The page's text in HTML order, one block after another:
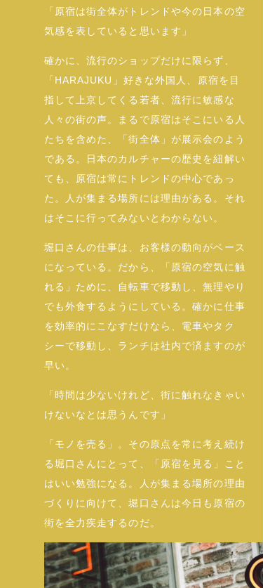
「原宿は街全体がトレンドや今の日本の空
気感を表していると思います」
確かに、流行のショップだけに限らず、
「HARAJUKU」好きな外国人、原宿を目
指して上京してくる若者、流行に敏感な
人々の街の声。まるで原宿はそこにいる人
たちを含めた、「街全体」が展示会のよう
である。日本のカルチャーの歴史を紐解い
ても、原宿は常にトレンドの中心であっ
た。人が集まる場所には理由がある。それ
はそこに行ってみないとわからない。
堀口さんの仕事は、お客様の動向がベース
になっている。だから、「原宿の空気に触
れる」ために、自転車で移動し、無理やり
でも外食するようにしている。確かに仕事
を効率的にこなすだけなら、電車やタク
シーで移動し、ランチは社内で済ますのが
早い。
「時間は少ないけれど、街に触れなきゃい
けないなとは思うんです」
「モノを売る」。その原点を常に考え続け
る堀口さんにとって、「原宿を見る」こと
はいい勉強になる。人が集まる場所の理由
づくりに向けて、堀口さんは今日も原宿の
街を全力疾走するのだ。